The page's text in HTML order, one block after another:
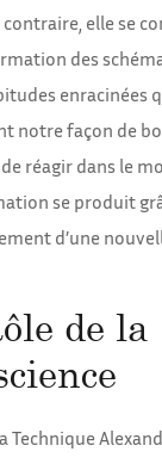
elle se
des
enracinées
notre façon de
réagir dans le
se produit
d’une
de la
Technique